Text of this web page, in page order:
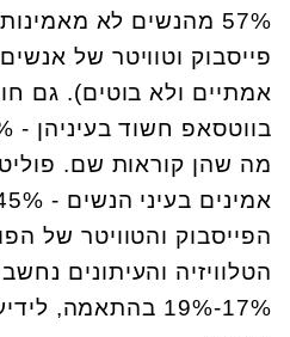
57% מהנשים לא
פייסבוק וטוויטר של
אמתיים ולא בוטים). גם
מה שהן קוראות שם.
הפייסבוק והטוויטר של
הטלוויזיה והעיתונים
17%-19% בהתאמה,